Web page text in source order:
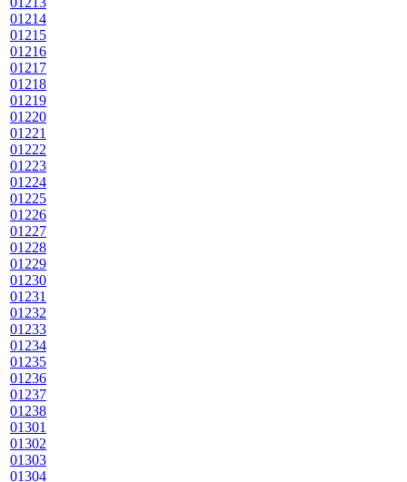
01214
01215
01216
01217
01218
01219
01220
01221
01222
01223
01224
01225
01226
01227
01228
01229
01230
01231
01232
01233
01234
01235
01236
01237
01238
01301
01302
01303
01304